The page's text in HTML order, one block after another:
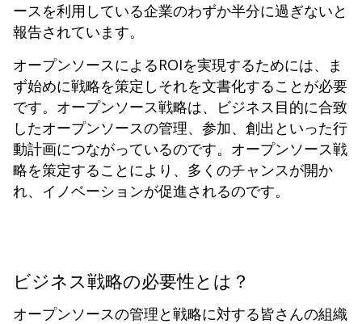
ースを利用している企業のわずか半分に過ぎないと
報告されています。
オープンソースによるROIを実現するためには、ま
ず始めに戦略を策定しそれを文書化することが必要
です。オープンソース戦略は、ビジネス目的に合致
したオープンソースの管理、参加、創出といった行
動計画につながっているのです。オープンソース戦
略を策定することにより、多くのチャンスが開か
れ、イノベーションが促進されるのです。
ビジネス戦略の必要性とは？
オープンソースの管理と戦略に対する皆さんの組織